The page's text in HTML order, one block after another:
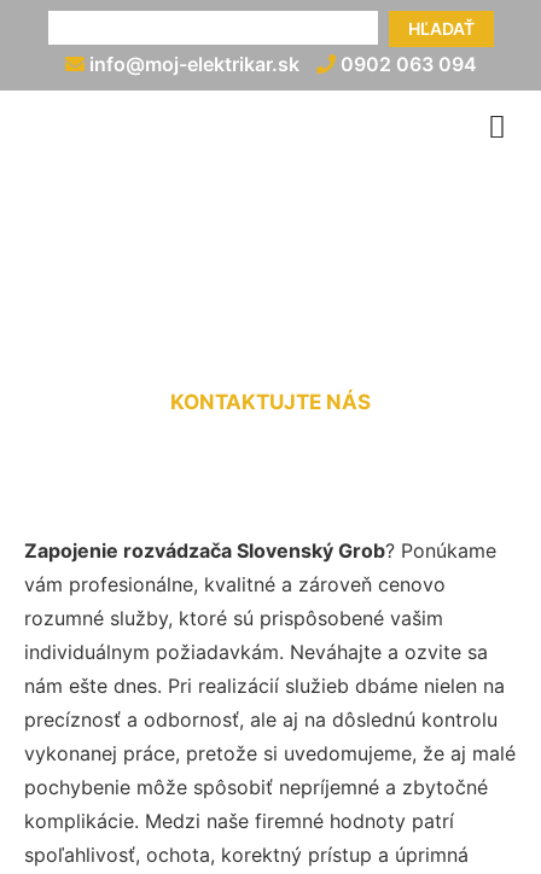
HĽADAŤ
info@moj-elektrikar.sk 0902 063 094
KONTAKTUJTE NÁS
Zapojenie rozvádzača Slovenský Grob? Ponúkame
vám profesionálne, kvalitné a zároveň cenovo
rozumné služby, ktoré sú prispôsobené vašim
individuálnym požiadavkám. Neváhajte a ozvite sa
nám ešte dnes. Pri realizácií služieb dbáme nielen na
precíznosť a odbornosť, ale aj na dôslednú kontrolu
vykonanej práce, pretože si uvedomujeme, že aj malé
pochybenie môže spôsobiť nepríjemné a zbytočné
komplikácie. Medzi naše firemné hodnoty patrí
spoľahlivosť, ochota, korektný prístup a úprimná